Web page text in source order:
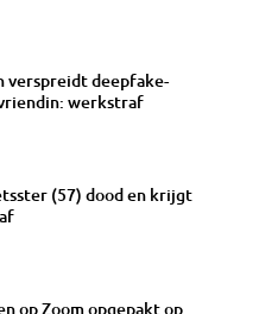
verspreidt deepfake-
werkstraf
(57) dood en krijgt
op Zoom opgepakt op